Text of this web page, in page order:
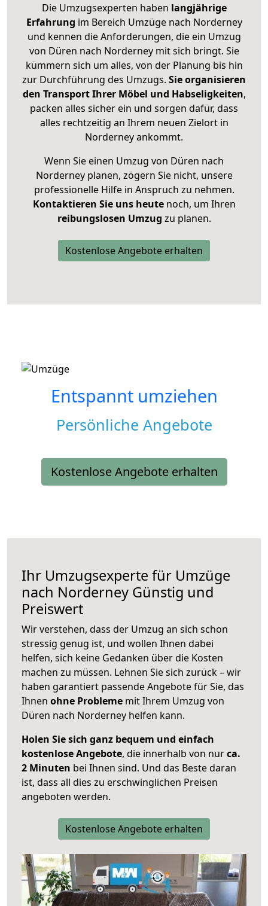
Die Umzugsexperten haben langjährige
Erfahrung im Bereich Umzüge nach Norderney
und kennen die Anforderungen, die ein Umzug
von Düren nach Norderney mit sich bringt. Sie
kümmern sich um alles, von der Planung bis hin
zur Durchführung des Umzugs. Sie organisieren
den Transport Ihrer Möbel und Habseligkeiten,
packen alles sicher ein und sorgen dafür, dass
alles rechtzeitig an Ihrem neuen Zielort in
Norderney ankommt.
Wenn Sie einen Umzug von Düren nach
Norderney planen, zögern Sie nicht, unsere
professionelle Hilfe in Anspruch zu nehmen.
Kontaktieren Sie uns heutenoch, um Ihren
reibungslosen Umzug zu planen.
Kostenlose Angebote erhalten
Entspannt umziehen
Persönliche Angebote
Kostenlose Angebote erhalten
Ihr Umzugsexperte für Umzüge
nach Norderney Günstig und
Preiswert
Wir verstehen, dass der Umzug an sich schon
stressig genug ist, und wollen Ihnen dabei
helfen, sich keine Gedanken über die Kosten
machen zu müssen. Lehnen Sie sich zurück – wir
haben garantiert passende Angebote für Sie, das
Ihnen ohne Probleme mit Ihrem Umzug von
Düren nach Norderney helfen kann.
Holen Sie sich ganz bequem und einfach
kostenlose Angebote, die innerhalb von nurca.
2 Minuten bei Ihnen sind. Und das Beste daran
ist, dass all dies zu erschwinglichen Preisen
angeboten werden.
Kostenlose Angebote erhalten